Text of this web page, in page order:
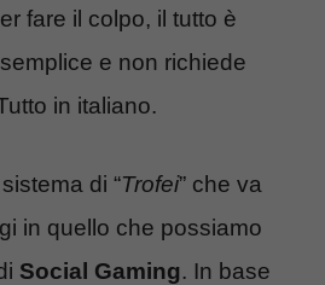
fare il colpo, il tutto è
e non richiede
in italiano.
di “Trofei” che va
in quello che possiamo
Social Gaming. In base